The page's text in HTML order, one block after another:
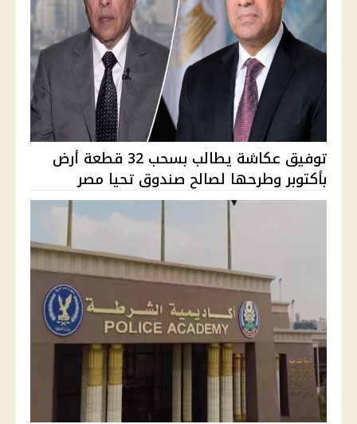
توفيق عكاشة يطالب بسحب 32 قطعة أرض
بأكتوبر وطرحها لصالح صندوق تحيا مصر